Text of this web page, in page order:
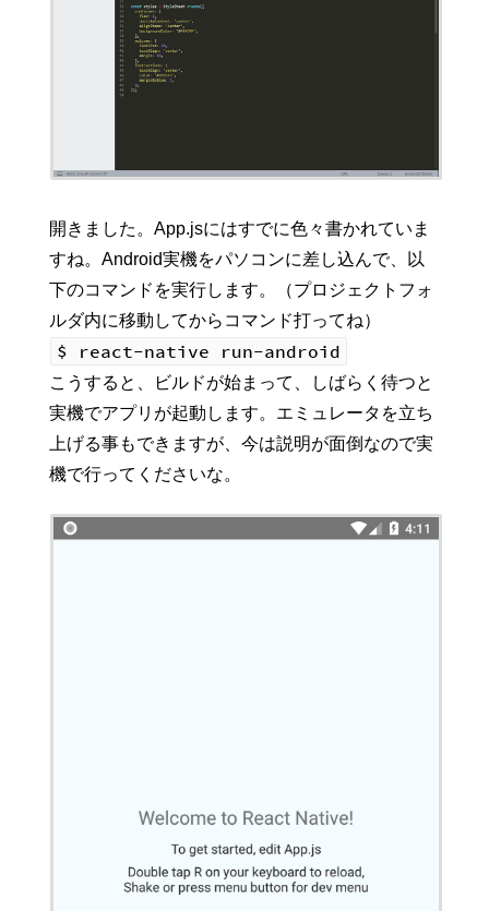
開きました。App.jsにはすでに色々書かれていま
すね。Android実機をパソコンに差し込んで、以
下のコマンドを実行します。（プロジェクトフォ
ルダ内に移動してからコマンド打ってね）
$ react-native run-android
こうすると、ビルドが始まって、しばらく待つと
実機でアプリが起動します。エミュレータを立ち
上げる事もできますが、今は説明が面倒なので実
機で行ってくださいな。